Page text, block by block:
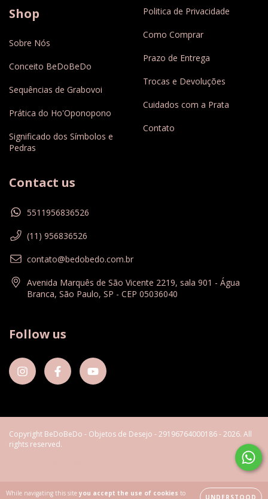
While navigating this site you accept the use of cookies to
UNDERSTOOD
Shop
Sobre Nós
Conceito BeDoBeDo
Sequências de Grabovoi
Prática do Ho'Oponopono
Significado dos Símbolos e
Pedras
Politica de Privacidade
Como Comprar
Prazo de Entrega
Trocas e Devoluções
Cuidados com a Prata
Contato
Contact us
5511956836526
(11) 956836526
contato@bedobedo.com.br
Avenida Marquês de São Vicente 2219, sala 901 - Água
Branca, São Paulo, SP - CEP 05036040
Follow us
Copyright BeDoBeDo - Objetos de Desejo - 29196764000186 - 2026. All
rights reserved.